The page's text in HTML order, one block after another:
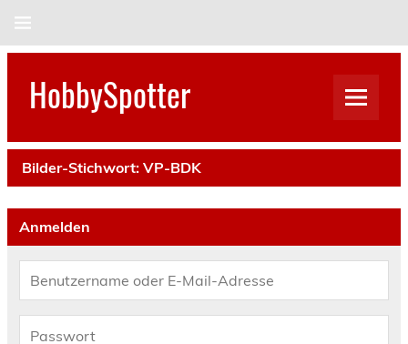
HobbySpotter
Bilder-Stichwort: VP-BDK
Anmelden